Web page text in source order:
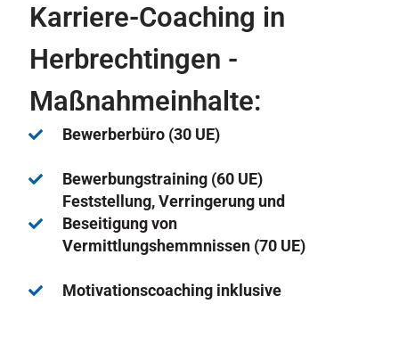
Karriere-Coaching in
Herbrechtingen -
Maßnahmeinhalte:
Bewerberbüro (30 UE)
Bewerbungstraining (60 UE)
Feststellung, Verringerung und
Beseitigung von
Vermittlungshemmnissen (70 UE)
Motivationscoaching inklusive